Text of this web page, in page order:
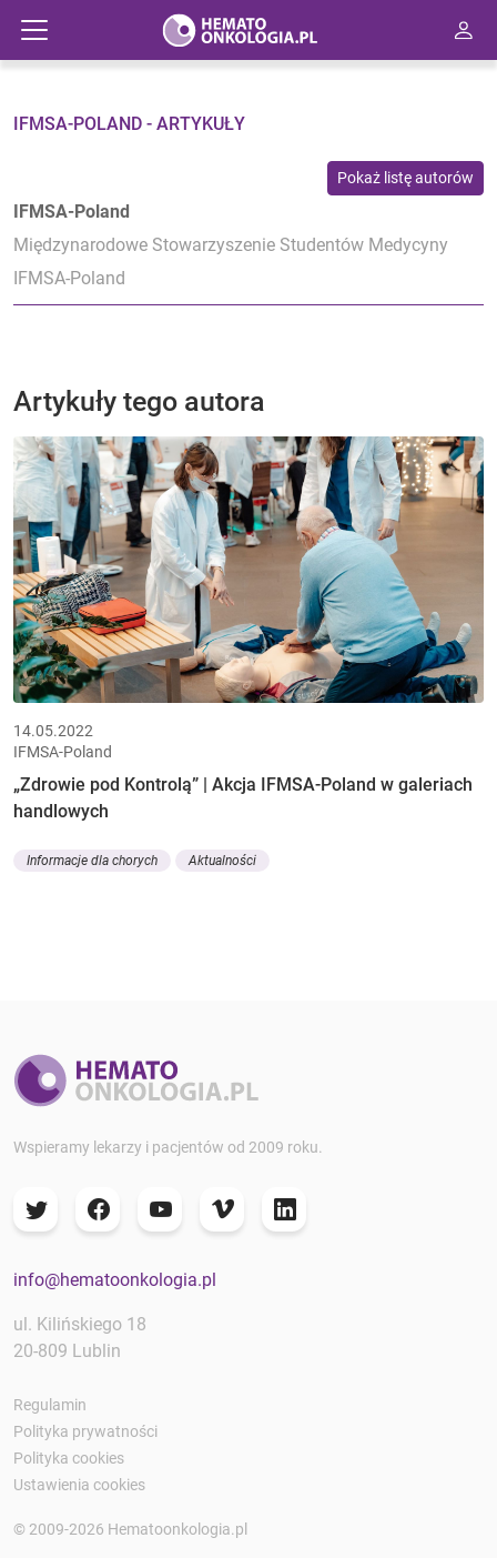
IFMSA-POLAND - ARTYKUŁY
Pokaż listę autorów
IFMSA-Poland
Międzynarodowe Stowarzyszenie Studentów Medycyny
IFMSA-Poland
Artykuły tego autora
14.05.2022
IFMSA-Poland
„Zdrowie pod Kontrolą” | Akcja IFMSA-Poland w galeriach
handlowych
Informacje dla chorych Aktualności
Wspieramy lekarzy i pacjentów od 2009 roku.
info@hematoonkologia.pl
ul. Kilińskiego 18
20-809 Lublin
Regulamin
Polityka prywatności
Polityka cookies
Ustawienia cookies
© 2009-2026 Hematoonkologia.pl